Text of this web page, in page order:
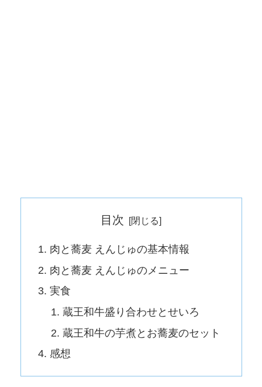
目次
肉と蕎麦 えんじゅの基本情報
肉と蕎麦 えんじゅのメニュー
実食
蔵王和牛盛り合わせとせいろ
蔵王和牛の芋煮とお蕎麦のセット
感想